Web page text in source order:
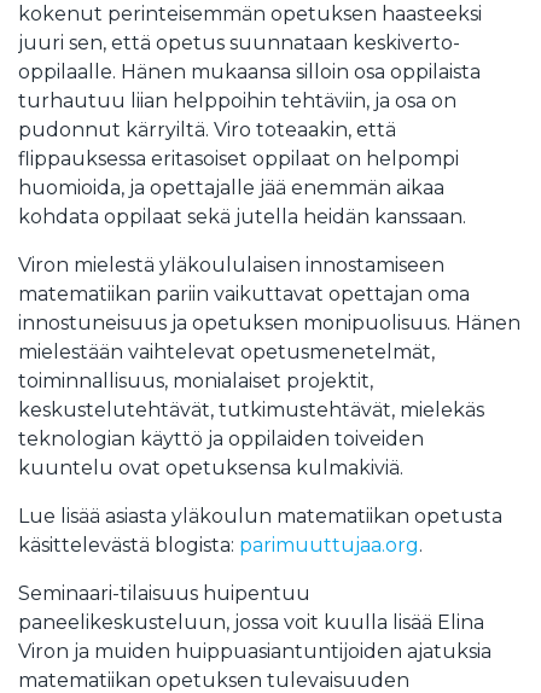
kokenut perinteisemmän opetuksen haasteeksi
juuri sen, että opetus suunnataan keskiverto-
oppilaalle. Hänen mukaansa silloin osa oppilaista
turhautuu liian helppoihin tehtäviin, ja osa on
pudonnut kärryiltä. Viro toteaakin, että
flippauksessa eritasoiset oppilaat on helpompi
huomioida, ja opettajalle jää enemmän aikaa
kohdata oppilaat sekä jutella heidän kanssaan.
Viron mielestä yläkoululaisen innostamiseen
matematiikan pariin vaikuttavat opettajan oma
innostuneisuus ja opetuksen monipuolisuus. Hänen
mielestään vaihtelevat opetusmenetelmät,
toiminnallisuus, monialaiset projektit,
keskustelutehtävät, tutkimustehtävät, mielekäs
teknologian käyttö ja oppilaiden toiveiden
kuuntelu ovat opetuksensa kulmakiviä.
Lue lisää asiasta yläkoulun matematiikan opetusta
käsittelevästä blogista: parimuuttujaa.org.
Seminaari-tilaisuus huipentuu
paneelikeskusteluun, jossa voit kuulla lisää Elina
Viron ja muiden huippuasiantuntijoiden ajatuksia
matematiikan opetuksen tulevaisuuden